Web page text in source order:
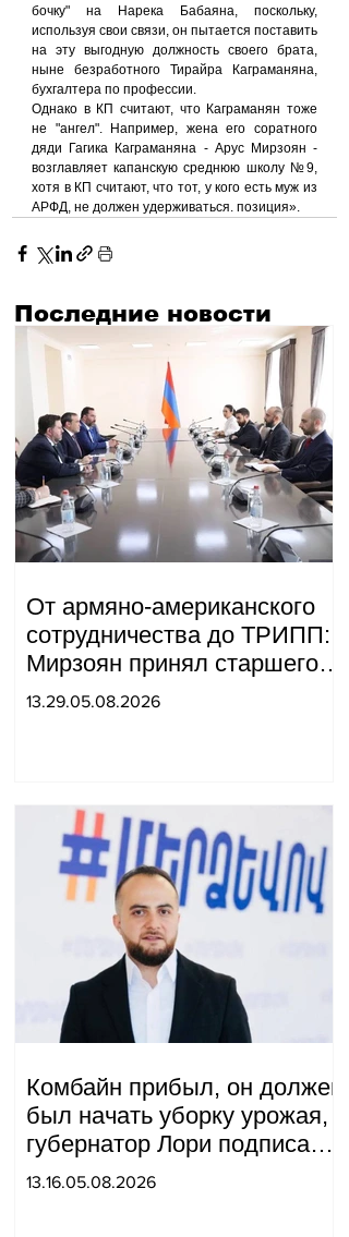
бочку" на Нарека Бабаяна, поскольку,
используя свои связи, он пытается поставить
на эту выгодную должность своего брата,
ныне безработного Тирайра Каграманяна,
бухгалтера по профессии.
Однако в КП считают, что Каграманян тоже
не "ангел". Например, жена его соратного
дяди Гагика Каграманяна - Арус Мирзоян -
возглавляет капанскую среднюю школу №9,
хотя в КП считают, что тот, у кого есть муж из
АРФД, не должен удерживаться. позиция».
Последние новости
От армяно-американского
сотрудничества до ТРИПП:
Мирзоян принял старшего
советника специального
13.29.05.08.2026
Комбайн прибыл, он должен
был начать уборку урожая,
губернатор Лори подписал
постановление о запрете
13.16.05.08.2026